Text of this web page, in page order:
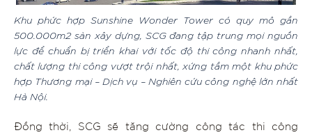
Khu phức hợp Sunshine Wonder Tower có quy mô gần
500.000m2 sàn xây dựng, SCG đang tập trung mọi nguồn
lực để chuẩn bị triển khai với tốc độ thi công nhanh nhất,
chất lượng thi công vượt trội nhất, xứng tầm một khu phức
hợp Thương mại – Dịch vụ – Nghiên cứu công nghệ lớn nhất
Hà Nội.
Đồng thời, SCG sẽ tăng cường công tác thi công